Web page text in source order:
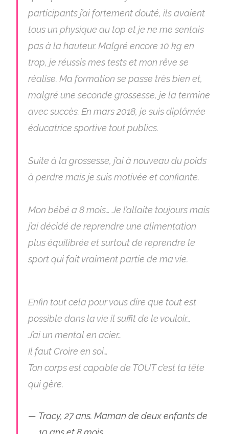
participants j’ai fortement douté, ils avaient
tous un physique au top et je ne me sentais
pas à la hauteur. Malgré encore 10 kg en
trop, je réussis mes tests et mon rêve se
réalise. Ma formation se passe très bien et,
malgré une seconde grossesse, je la termine
avec succès. En mars 2018, je suis diplômée
éducatrice sportive tout publics.
Suite à la grossesse, j’ai à nouveau du poids
à perdre mais je suis motivée et confiante.
Mon bébé a 8 mois… Je l’allaite toujours mais
j’ai décidé de reprendre une alimentation
plus équilibrée et surtout de reprendre le
sport qui fait vraiment partie de ma vie.
Enfin tout cela pour vous dire que tout est
possible dans la vie il suffit de le vouloir…
J’ai un mental en acier…
Il faut Croire en soi…
Ton corps est capable de TOUT c’est ta tête
qui gère.
Tracy, 27 ans. Maman de deux enfants de